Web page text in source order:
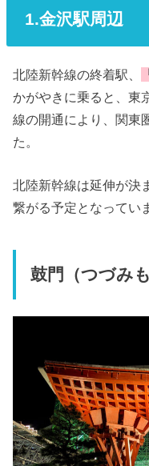
1.金沢駅周辺
北陸新幹線の終着駅、
かがやきに乗ると、東
線の開通により、関東
た。
北陸新幹線は延伸が決
繋がる予定となってい
鼓門（つづみも